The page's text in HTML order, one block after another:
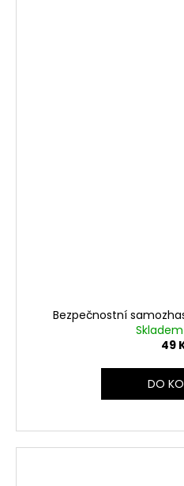
Bezpečnostní
Skladem
49
DO